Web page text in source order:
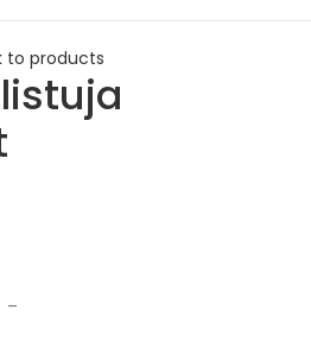
to products
–